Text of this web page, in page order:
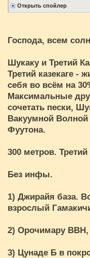
Господа, всем
Шукаку и Третий
Третий казекаге -
себя во всём на
Максимальные
сочетать пески,
Вакуумной Волной
Фуутона.
300 метров. Третий
Без инфы.
1) Джирайя база.
взрослый
2) Орочимару ВВН,
3) Цунаде Б в